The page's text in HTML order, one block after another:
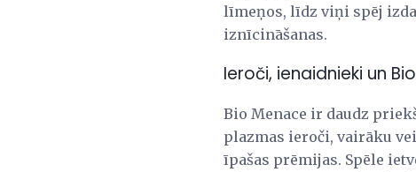
līmeņos, līdz viņi spēj
iznīcināšanas.
Ieroči, ienaidnieki un
Bio Menace ir daudz
plazmas ieroči, vairāku
īpašas prēmijas. Spēle